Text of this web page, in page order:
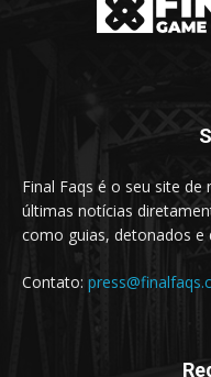
Final Faqs é o seu site
últimas notícias
como guias, detonados e
Contato: